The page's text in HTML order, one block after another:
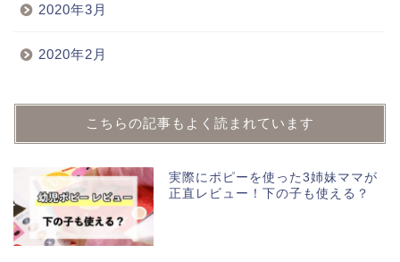
2020年3月
2020年2月
こちらの記事もよく読まれています
実際にポピーを使った3姉妹ママが
正直レビュー！下の子も使える？